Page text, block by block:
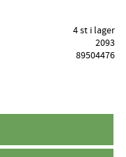
4 st i lager
2093
89504476